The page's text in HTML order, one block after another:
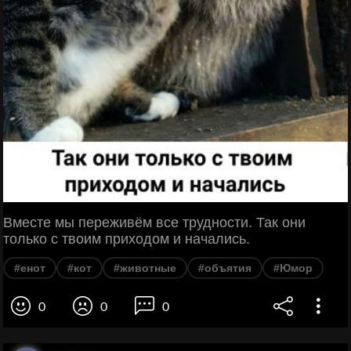
Вместе мы переживём все трудности. Так они
только с твоим приходом и начались.
#енот #кот #животные #объятия #Юмор
0 0 0